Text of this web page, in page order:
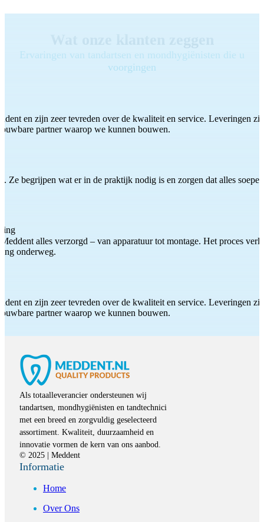
Ervaringen van tandartsen en mondhygiënisten die u
voorgingen
en zijn zeer tevreden over de kwaliteit en service. Leveringen
partner waarop we kunnen bouwen.
Ze begrijpen wat er in de praktijk nodig is en zorgen dat alles
alles verzorgd – van apparatuur tot montage. Het proces
onderweg.
en zijn zeer tevreden over de kwaliteit en service. Leveringen
partner waarop we kunnen bouwen.
Als totaalleverancier ondersteunen wij
tandartsen, mondhygiënisten en tandtechnici
met een breed en zorgvuldig geselecteerd
assortiment. Kwaliteit, duurzaamheid en
innovatie vormen de kern van ons aanbod.
© 2025 | Meddent
Informatie
Home
Over Ons